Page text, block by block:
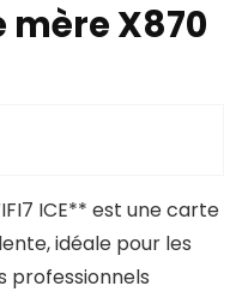
mère X870
ICE** est une carte
idéale pour les
professionnels